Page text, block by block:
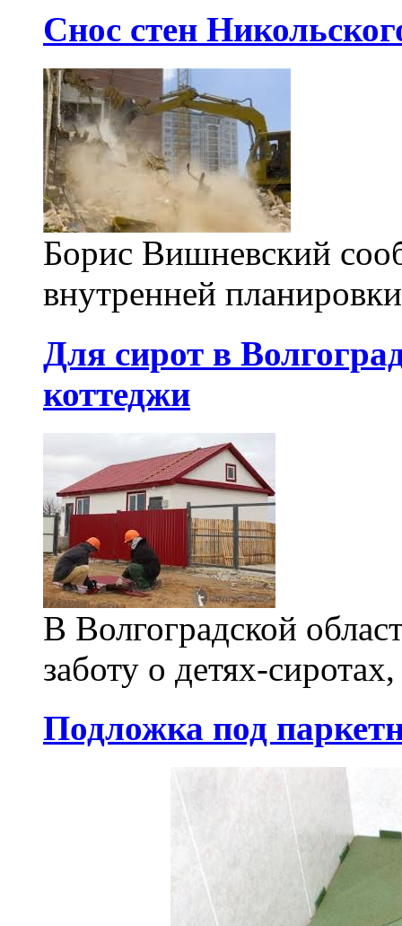
Снос стен
Борис Вишневский
внутренней
Для сирот в
коттеджи
В Волгоградской
заботу о детях-
Подложка под